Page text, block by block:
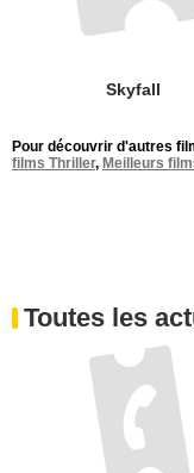
Skyfall
Pour découvrir d'autres
films Thriller, Meilleurs
Toutes les